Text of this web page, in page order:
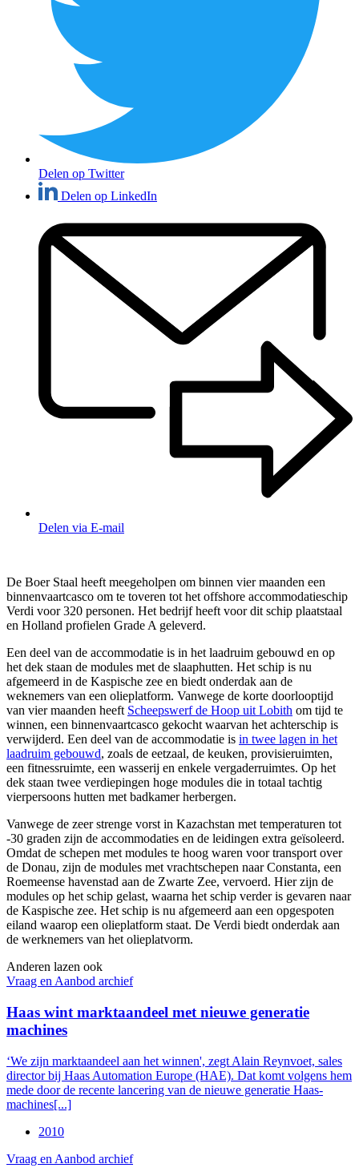
Delen op Twitter
Delen op LinkedIn
Delen via E-mail
De Boer Staal heeft meegeholpen om binnen vier maanden een
binnenvaartcasco om te toveren tot het offshore accommodatieschip
Verdi voor 320 personen. Het bedrijf heeft voor dit schip plaatstaal
en Holland profielen Grade A geleverd.
Een deel van de accommodatie is in het laadruim gebouwd en op
het dek staan de modules met de slaaphutten. Het schip is nu
afgemeerd in de Kaspische zee en biedt onderdak aan de
weknemers van een olieplatform. Vanwege de korte doorlooptijd
van vier maanden heeft Scheepswerf de Hoop uit Lobith om tijd te
winnen, een binnenvaartcasco gekocht waarvan het achterschip is
verwijderd. Een deel van de accommodatie is in twee lagen in het
laadruim gebouwd, zoals de eetzaal, de keuken, provisieruimten,
een fitnessruimte, een wasserij en enkele vergaderruimtes. Op het
dek staan twee verdiepingen hoge modules die in totaal tachtig
vierpersoons hutten met badkamer herbergen.
Vanwege de zeer strenge vorst in Kazachstan met temperaturen tot
-30 graden zijn de accommodaties en de leidingen extra geïsoleerd.
Omdat de schepen met modules te hoog waren voor transport over
de Donau, zijn de modules met vrachtschepen naar Constanta, een
Roemeense havenstad aan de Zwarte Zee, vervoerd. Hier zijn de
modules op het schip gelast, waarna het schip verder is gevaren naar
de Kaspische zee. Het schip is nu afgemeerd aan een opgespoten
eiland waarop een olieplatform staat. De Verdi biedt onderdak aan
de werknemers van het olieplatvorm.
Anderen lazen ook
Vraag en Aanbod archief
Haas wint marktaandeel met nieuwe generatie
machines
‘We zijn marktaandeel aan het winnen', zegt Alain Reynvoet, sales
director bij Haas Automation Europe (HAE). Dat komt volgens hem
mede door de recente lancering van de nieuwe generatie Haas-
machines[...]
2010
Vraag en Aanbod archief